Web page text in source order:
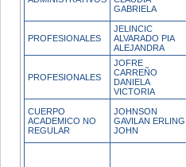
GABRIELA
PROFESIONALES
JELINCIC
ALVARADO PIA
ALEJANDRA
PROFESIONALES
JOFRE
CARREÑO
DANIELA
VICTORIA
CUERPO
ACADEMICO NO
REGULAR
JOHNSON
GAVILAN ERLING
JOHN